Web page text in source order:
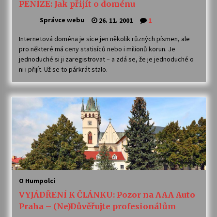
PENÍZE: Jak přijít o doménu
Správce webu 26. 11. 2001 1
Internetová doména je sice jen několik různých písmen, ale
pro některé má ceny statisíců nebo i milionů korun. Je
jednoduché si ji zaregistrovat – a zdá se, že je jednoduché o
ni i přijít. Už se to párkrát stalo.
O Humpolci
VYJÁDŘENÍ K ČLÁNKU: Pozor na AAA Auto
Praha – (Ne)Důvěřujte profesionálům